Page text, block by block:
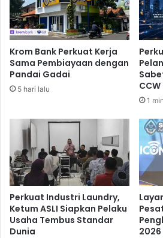
a
n
D
i
t
u
t
t
k
u
m
a
n
M
a
P
u
t
i
G
n
i
n
K
o
s
t
e
r
Krom Bank Perkuat Kerja
Sama Pembiayaan dengan
Pandai Gadai
5 hari lalu
1
Perkuat Industri Laundry,
Ketum ASLI Siapkan Pelaku
Usaha Tembus Standar
Dunia
2026